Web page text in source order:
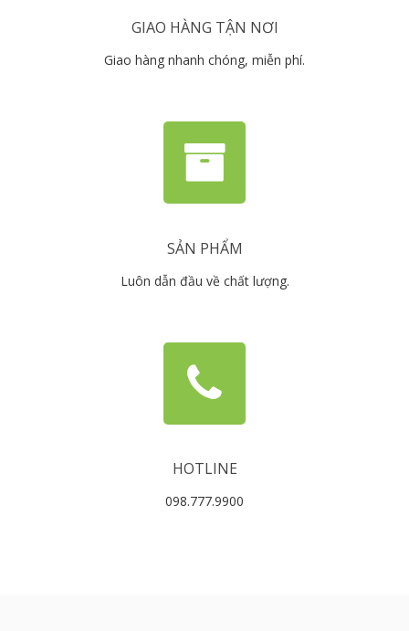
GIAO HÀNG TẬN NƠI
Giao hàng nhanh chóng, miễn phí.
SẢN PHẨM
Luôn dẫn đầu về chất lượng.
HOTLINE
098.777.9900